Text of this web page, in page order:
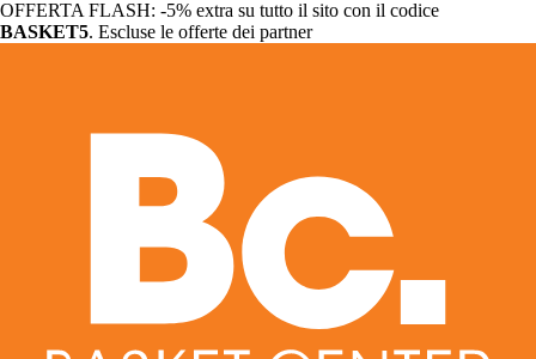
OFFERTA FLASH: -5% extra su tutto il sito con il codice
BASKET5. Escluse le offerte dei partner